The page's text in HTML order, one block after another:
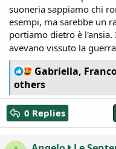
suoneria sappiamo chi
esempi, ma sarebbe un
portiamo dietro è
avevano vissuto la
R
e
a
c
t
i
Gabriella,
others
0 Replies